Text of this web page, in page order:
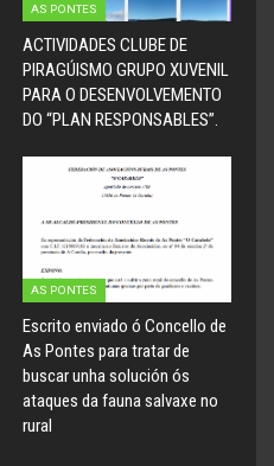
AS PONTES
ACTIVIDADES CLUBE DE
PIRAGÚISMO GRUPO XUVENIL
PARA O DESENVOLVEMENTO
DO “PLAN RESPONSABLES”.
AS PONTES
Escrito enviado ó Concello de
As Pontes para tratar de
buscar unha solución ós
ataques da fauna salvaxe no
rural